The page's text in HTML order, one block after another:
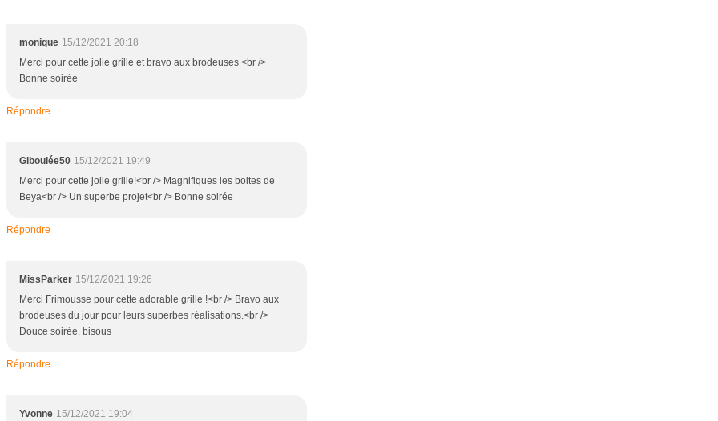
monique 15/12/2021 20:18
Merci pour cette jolie grille et bravo aux brodeuses <br />
Bonne soirée
Répondre
Giboulée50 15/12/2021 19:49
Merci pour cette jolie grille!<br /> Magnifiques les boites de
Beya<br /> Un superbe projet<br /> Bonne soirée
Répondre
MissParker 15/12/2021 19:26
Merci Frimousse pour cette adorable grille !<br /> Bravo aux
brodeuses du jour pour leurs superbes réalisations.<br />
Douce soirée, bisous
Répondre
Yvonne 15/12/2021 19:04